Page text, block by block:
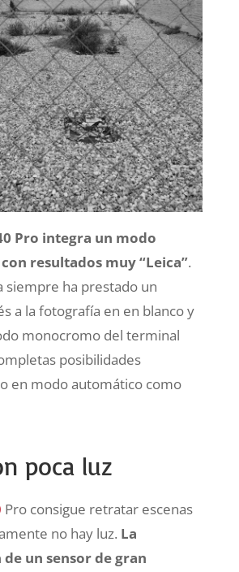
Pro integra un modo
resultados muy “Leica”.
siempre ha prestado un
a la fotografía en en blanco y
monocromo del terminal
posibilidades
en modo automático como
poca luz
Pro consigue retratar escenas
no hay luz. La
un sensor de gran